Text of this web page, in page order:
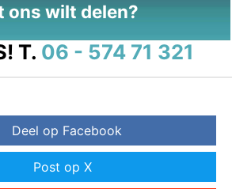
ons wilt delen?
T. 06 - 574 71 321
Deel op Facebook
Post op X